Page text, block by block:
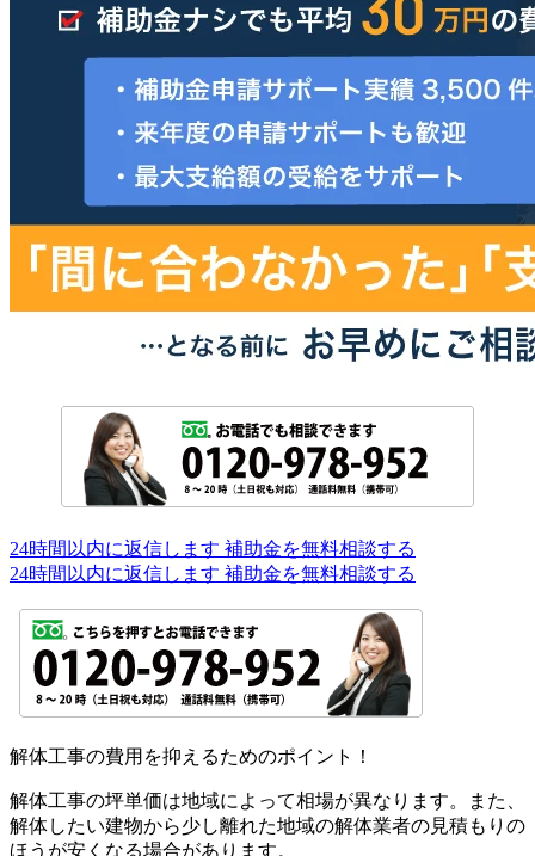
24時間以内に返信します 補助金を無料相談する
24時間以内に返信します 補助金を無料相談する
解体工事の費用を抑えるためのポイント！
解体工事の坪単価は地域によって相場が異なります。また、
解体したい建物から少し離れた地域の解体業者の見積もりの
ほうが安くなる場合があります。